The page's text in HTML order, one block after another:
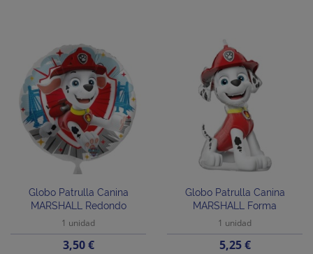
Globo Patrulla Canina
MARSHALL Redondo
1 unidad
Precio
3,50 €
Globo Patrulla Canina
MARSHALL Forma
1 unidad
Precio
5,25 €